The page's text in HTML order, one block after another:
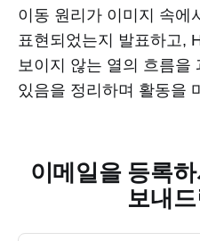
이동 원리가 이미지 속에
표현되었는지 발표하고,
보이지 않는 열의 흐름을
있음을 정리하며 활동을
이메일을 등록
보내